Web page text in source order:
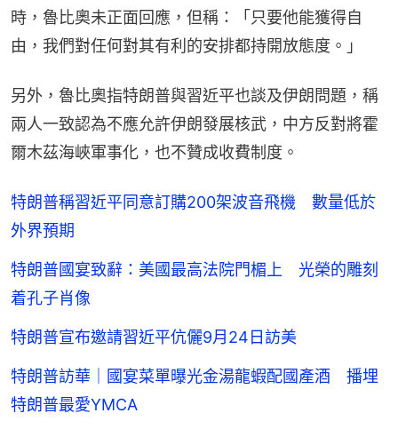
時，魯比奧未正面回應，但稱：「只要他能獲得自
由，我們對任何對其有利的安排都持開放態度。」
另外，魯比奧指特朗普與習近平也談及伊朗問題，稱
兩人一致認為不應允許伊朗發展核武，中方反對將霍
爾木茲海峽軍事化，也不贊成收費制度。
特朗普稱習近平同意訂購200架波音飛機 數量低於
外界預期
特朗普國宴致辭：美國最高法院門楣上 光榮的雕刻
着孔子肖像
特朗普宣布邀請習近平伉儷9月24日訪美
特朗普訪華｜國宴菜單曝光金湯龍蝦配國產酒 播埋
特朗普最愛YMCA